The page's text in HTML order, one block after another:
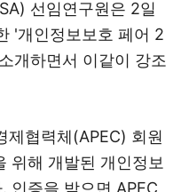
선임연구원은 2일
'개인정보보호 페어 2
개하면서 이같이 강조
제협력체(APEC) 회원
위해 개발된 개인정보
인증을 받으면 APEC